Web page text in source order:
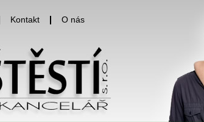
Kontakt O nás